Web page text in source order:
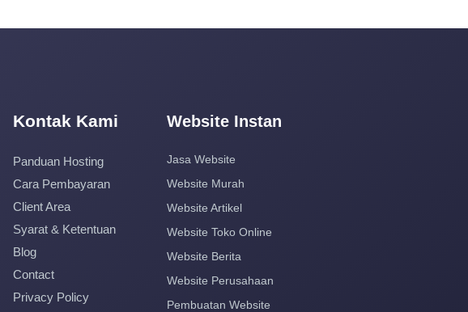
Kontak Kami
Panduan Hosting
Cara Pembayaran
Client Area
Syarat & Ketentuan
Blog
Contact
Privacy Policy
Website Instan
Jasa Website
Website Murah
Website Artikel
Website Toko Online
Website Berita
Website Perusahaan
Pembuatan Website